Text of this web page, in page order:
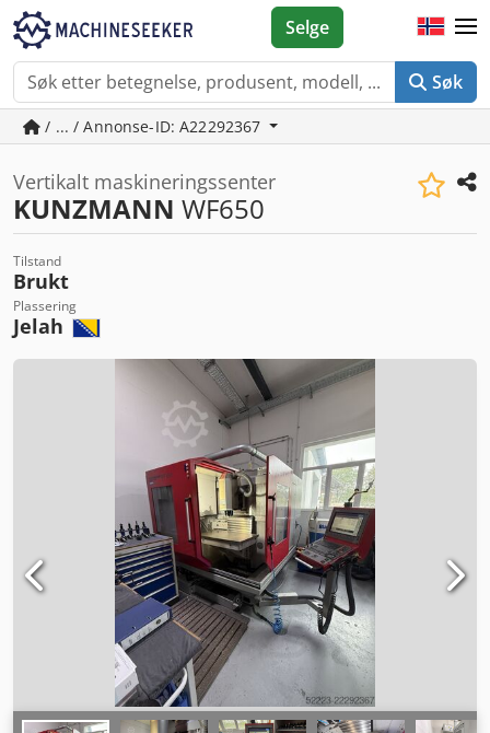
Søk
Selge
/ ... / Annonse-ID: A22292367
Vertikalt maskineringssenter
KUNZMANN WF650
Tilstand
Brukt
Plassering
Jelah